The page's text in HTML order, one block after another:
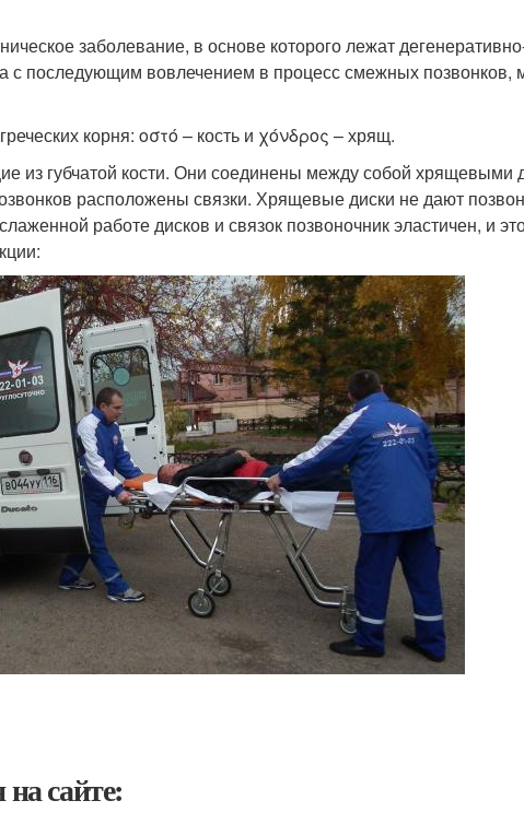
заболевание, в основе которого лежат
с последующим вовлечением в процесс смежных позвонков,
корня: οστό – кость и χόνδρος – хрящ.
из губчатой кости. Они соединены между собой хрящевыми
расположены связки. Хрящевые диски не дают
работе дисков и связок позвоночник эластичен, и
сайте: